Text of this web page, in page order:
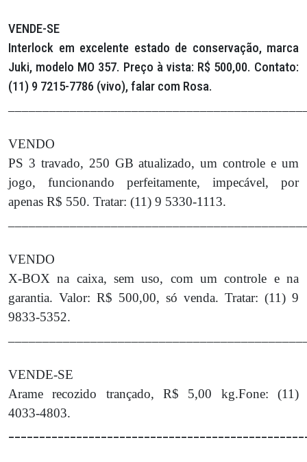
VENDE-SE
Interlock em excelente estado de conservação, marca
Juki, modelo MO 357. Preço à vista: R$ 500,00. Contato:
(11) 9 7215-7786 (vivo), falar com Rosa.
VENDO
PS 3 travado, 250 GB atualizado, um controle e um
jogo, funcionando perfeitamente, impecável, por
apenas R$ 550. Tratar: (11) 9 5330-1113.
VENDO
X-BOX na caixa, sem uso, com um controle e na
garantia. Valor: R$ 500,00, só venda. Tratar: (11) 9
9833-5352.
VENDE-SE
Arame recozido trançado, R$ 5,00 kg.Fone: (11)
4033-4803.